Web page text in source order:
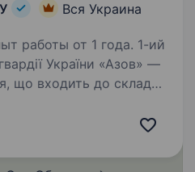
Вся Украина
от 1 года. 1-ий
України «Азов» —
що входить до складу